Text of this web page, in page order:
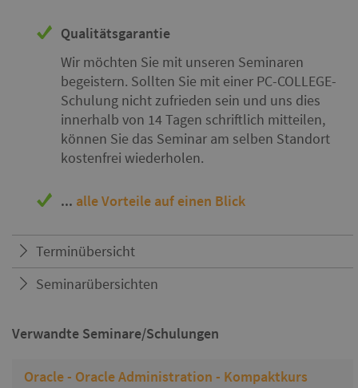
Qualitätsgarantie
Wir möchten Sie mit unseren Seminaren
begeistern. Sollten Sie mit einer PC-COLLEGE-
Schulung nicht zufrieden sein und uns dies
innerhalb von 14 Tagen schriftlich mitteilen,
können Sie das Seminar am selben Standort
kostenfrei wiederholen.
... alle Vorteile auf einen Blick
Terminübersicht
Seminarübersichten
Verwandte Seminare/Schulungen
Oracle - Oracle Administration - Kompaktkurs